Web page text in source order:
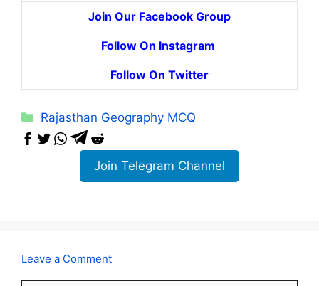
Join Our Facebook Group
Follow On Instagram
Follow On Twitter
Categories
Rajasthan Geography MCQ
Join Telegram Channel
Leave a Comment